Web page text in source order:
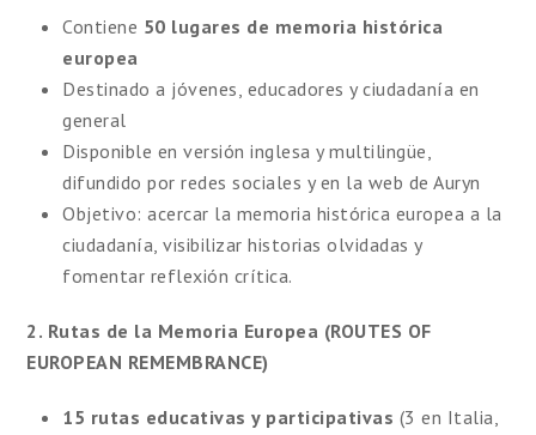
Contiene 50 lugares de memoria histórica
europea
Destinado a jóvenes, educadores y ciudadanía en
general
Disponible en versión inglesa y multilingüe,
difundido por redes sociales y en la web de Auryn
Objetivo: acercar la memoria histórica europea a la
ciudadanía, visibilizar historias olvidadas y
fomentar reflexión crítica.
2. Rutas de la Memoria Europea (ROUTES OF
EUROPEAN REMEMBRANCE)
15 rutas educativas y participativas (3 en Italia,